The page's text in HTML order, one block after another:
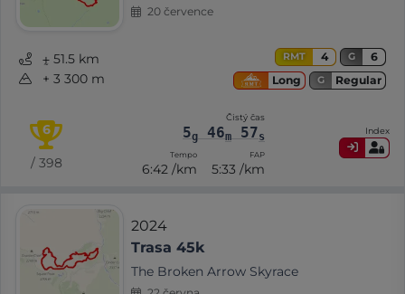
20 července
⨦ 51.5 km
+ 3 300 m
RMT 4 G
6
Long
G Regular
6
/ 398
Čistý čas
5g46m57s
Tempo
6:42 /km
FAP
5:33 /km
Index
2024
Trasa 45k
The Broken Arrow Skyrace